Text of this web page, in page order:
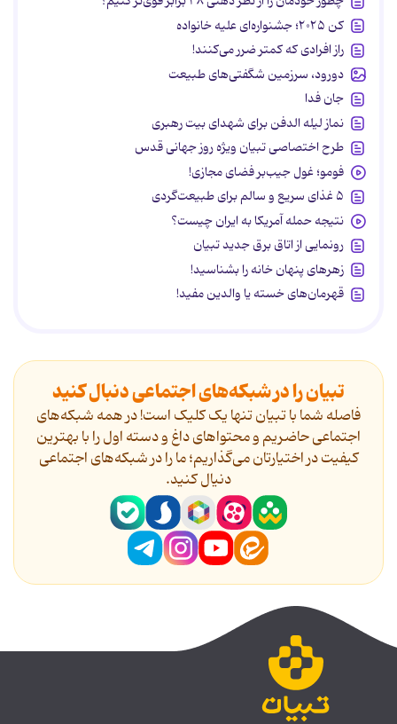
کن ۲۰۲۵؛ جشنواره‌ای علیه خانواده
راز افرادی که کمتر ضرر می‌کنند!
دورود، سرزمین شگفتی‌های طبیعت
جان فدا
نماز لیله الدفن برای شهدای بیت رهبری
طرح اختصاصی تبیان ویژه روز جهانی قدس
فومو؛ غول جیب‌بر فضای مجازی!
۵ غذای سریع و سالم برای طبیعت‌گردی
نتیجه حمله آمریکا به ایران چیست؟
رونمایی از اتاق برق جدید تبیان
زهرهای پنهان خانه را بشناسید!
قهرمان‌های خسته یا والدین مفید!
تبیان را در شبکه‌های اجتماعی دنبال کنید
فاصله شما با تبیان تنها یک کلیک است! در همه شبکه‌های
اجتماعی حاضریم و محتواهای داغ و دسته اول را با بهترین
کیفیت در اختیارتان می‌گذاریم؛ ما را در شبکه‌های اجتماعی
دنیال کنید.